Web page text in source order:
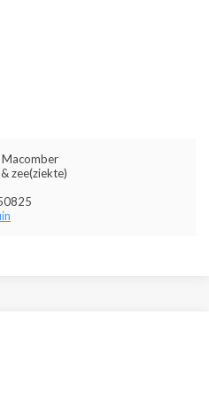
zee(ziekte)